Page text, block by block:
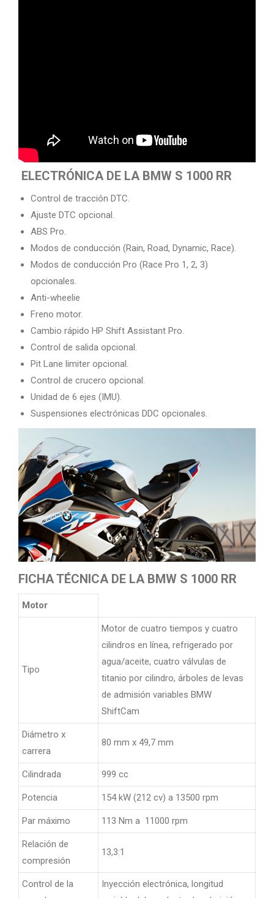
ELECTRÓNICA DE LA BMW S 1000 RR
Control de tracción DTC.
Ajuste DTC opcional.
ABS Pro.
Modos de conducción (Rain, Road, Dynamic, Race).
Modos de conducción Pro (Race Pro 1, 2, 3)
opcionales.
Anti-wheelie
Freno motor.
Cambio rápido HP Shift Assistant Pro.
Control de salida opcional.
Pit Lane limiter opcional.
Control de crucero opcional.
Unidad de 6 ejes (IMU).
Suspensiones electrónicas DDC opcionales.
FICHA TÉCNICA DE LA BMW S 1000 RR
Motor
Tipo
Motor de cuatro tiempos y cuatro
cilindros en línea, refrigerado por
agua/aceite, cuatro válvulas de
titanio por cilindro, árboles de levas
de admisión variables BMW
ShiftCam
Diámetro x
carrera
80 mm x 49,7 mm
Cilindrada 999 cc
Potencia 154 kW (212 cv) a 13500 rpm
Par máximo 113 Nm a 11000 rpm
Relación de
compresión
13,3:1
Control de la
Inyección electrónica, longitud